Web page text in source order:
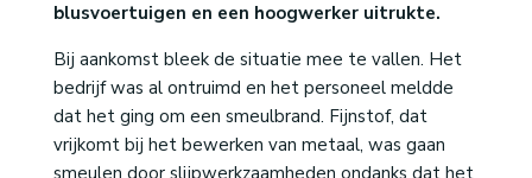
blusvoertuigen en een hoogwerker uitrukte.
Bij aankomst bleek de situatie mee te vallen. Het
bedrijf was al ontruimd en het personeel meldde
dat het ging om een smeulbrand. Fijnstof, dat
vrijkomt bij het bewerken van metaal, was gaan